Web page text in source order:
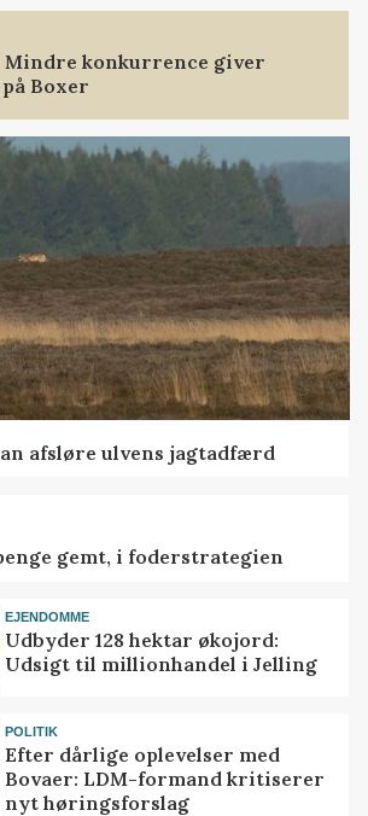
Mindre konkurrence giver
Boxer
afsløre ulvens jagtadfærd
gemt, i foderstrategien
EJENDOMME
Udbyder 128 hektar økojord:
Udsigt til millionhandel i Jelling
POLITIK
Efter dårlige oplevelser med
Bovaer: LDM-formand kritiserer
nyt høringsforslag